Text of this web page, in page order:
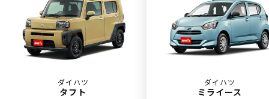
ダイハツ
タフト
ダイハツ
ミライース